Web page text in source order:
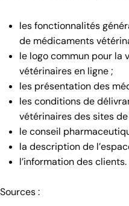
les fonctionnalités
de médicaments
le logo commun pour la
vétérinaires en ligne ;
les présentation des
les conditions de
vétérinaires des sites
le conseil
la description de
l’information des clients.
Sources :